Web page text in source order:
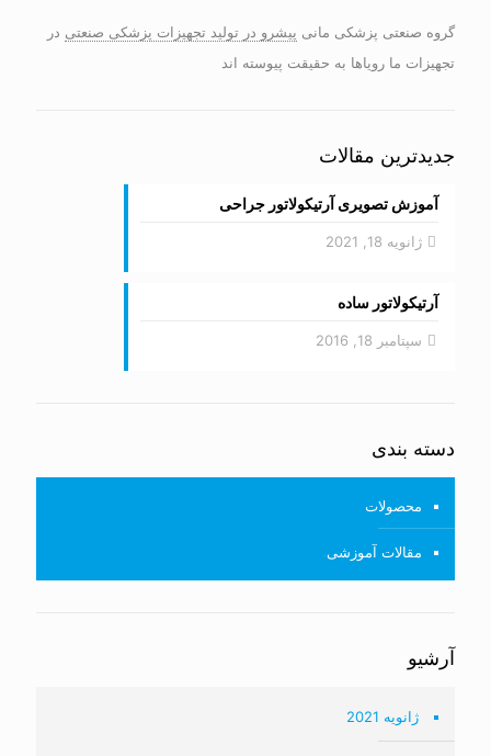
گروه صنعتی پزشکی مانی پیشرو در تولید تجهیزات پزشکی صنعتی در
تجهیزات ما رویاها به حقیقت پیوسته اند
جدیدترین مقالات
آموزش تصویری آرتیکولاتور جراحی
ژانویه 18, 2021
آرتیکولاتور ساده
سپتامبر 18, 2016
دسته بندی
محصولات
مقالات آموزشی
آرشیو
ژانویه 2021